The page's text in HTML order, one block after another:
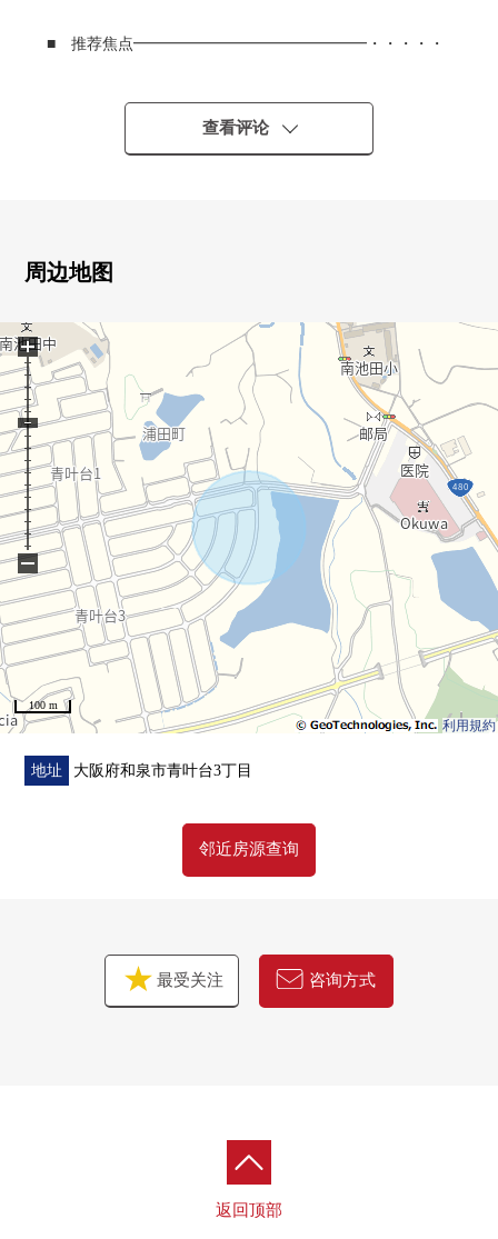
■ 推荐焦点━━━━━━━━━━━━━━━・・・・・
○ 有建筑面积139.94平米(约42.33坪)
○ 有正面宽度约14.3m
○ 有前面道路幅员约8m
○ 关于第一类低层住宅专用区是清静的住宅区
○ 阳光在朝南的阳台良好
○ 有约6张塌塌米全居室
○ 有约10张塌塌米2F西式房间
查看评论
周边地图
利用規約
100 m
+
−
地址 大阪府和泉市青叶台3丁目
邻近房源查询
最受关注 咨询方式
返回顶部